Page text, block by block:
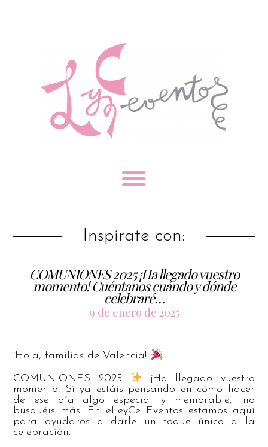
Inspírate con:
COMUNIONES 2025 ¡Ha llegado vuestro
momento! Cuéntanos cuándo y dónde
celebraré…
9 de enero de 2025
¡Hola, familias de Valencia!
COMUNIONES 2025
¡Ha llegado vuestro
momento! Si ya estáis pensando en cómo hacer
de ese día algo especial y memorable, ¡no
busquéis más! En eLeyCe Eventos estamos aquí
para ayudaros a darle un toque único a la
celebración.